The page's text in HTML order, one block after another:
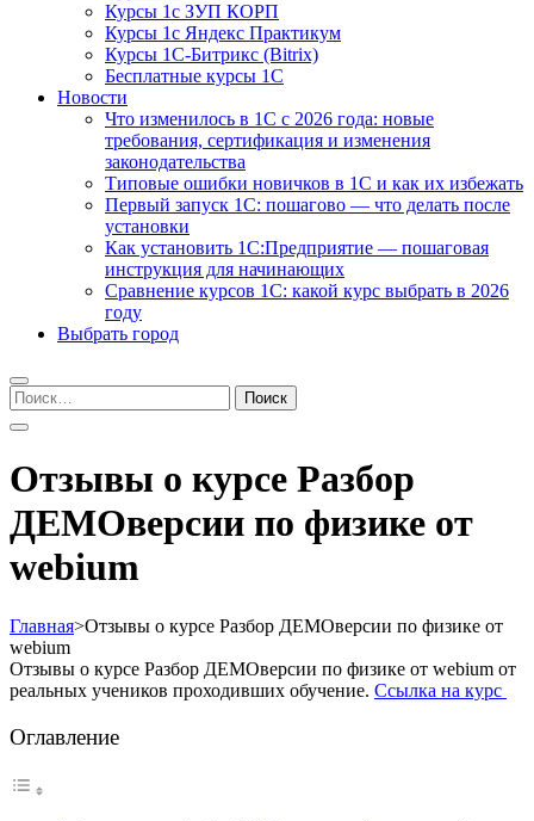
Курсы 1с ЗУП КОРП
Курсы 1с Яндекс Практикум
Курсы 1С-Битрикс (Bitrix)
Бесплатные курсы 1С
Новости
Что изменилось в 1С с 2026 года: новые
требования, сертификация и изменения
законодательства
Типовые ошибки новичков в 1С и как их избежать
Первый запуск 1С: пошагово — что делать после
установки
Как установить 1С:Предприятие — пошаговая
инструкция для начинающих
Сравнение курсов 1С: какой курс выбрать в 2026
году
Выбрать город
Найти:
Отзывы о курсе Разбор
ДЕМОверсии по физике от
webium
Главная>Отзывы о курсе Разбор ДЕМОверсии по физике от
webium
Отзывы о курсе Разбор ДЕМОверсии по физике от webium от
реальных учеников проходивших обучение. Ссылка на курс
Оглавление